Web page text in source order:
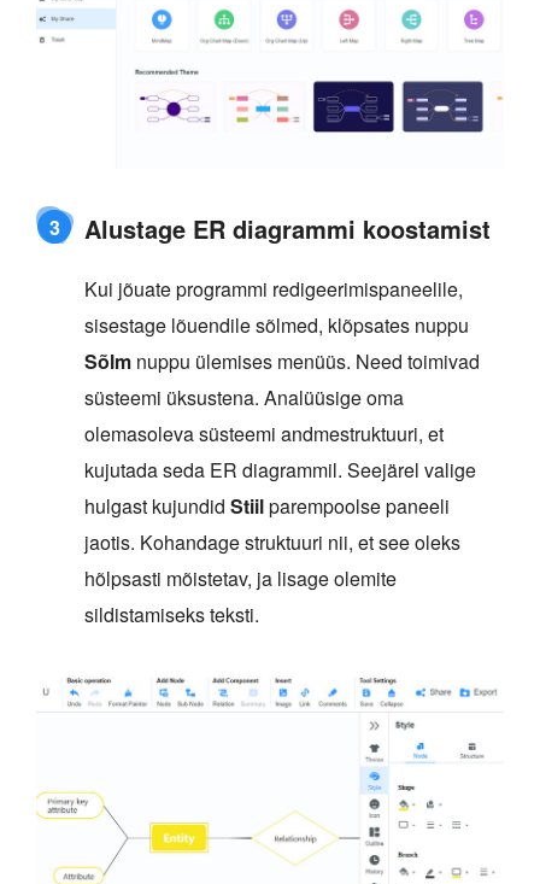
3 Alustage ER diagrammi koostamist
Kui jõuate programmi redigeerimispaneelile,
sisestage lõuendile sõlmed, klõpsates nuppu
Sõlm nuppu ülemises menüüs. Need toimivad
süsteemi üksustena. Analüüsige oma
olemasoleva süsteemi andmestruktuuri, et
kujutada seda ER diagrammil. Seejärel valige
hulgast kujundid Stiilparempoolse paneeli
jaotis. Kohandage struktuuri nii, et see oleks
hõlpsasti mõistetav, ja lisage olemite
sildistamiseks teksti.